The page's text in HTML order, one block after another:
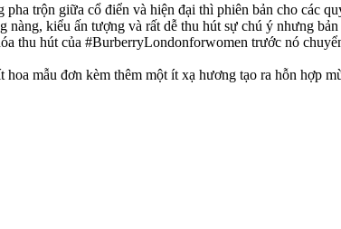
trộn giữa cổ điển và hiện đại thì phiên bản cho các
nàng, kiểu ấn tượng và rất dễ thu hút sự chú ý nhưng
thu hút của #BurberryLondonforwomen trước nó
mẫu đơn kèm thêm một ít xạ hương tạo ra hỗn hợp